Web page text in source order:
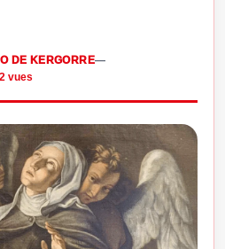
DE KERGORRE—
vues